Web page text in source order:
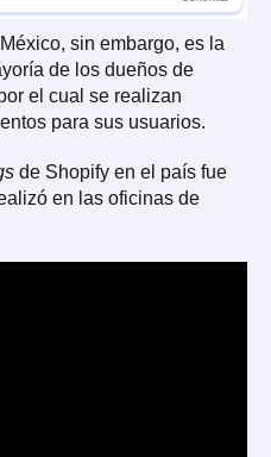
sin embargo, es la
de los dueños de
el cual se realizan
para sus usuarios.
de Shopify en el país fue
en las oficinas de